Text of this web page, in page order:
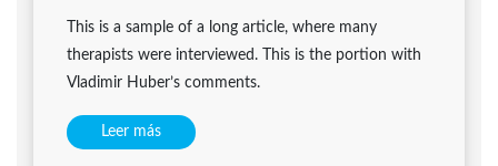
This is a sample of a long article, where many
therapists were interviewed. This is the portion with
Vladimir Huber’s comments.
Leer más